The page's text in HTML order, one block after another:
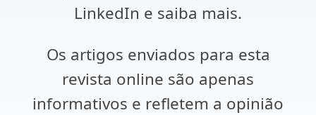
LinkedIn e saiba mais.
Os artigos enviados para esta
revista online são apenas
informativos e refletem a opinião